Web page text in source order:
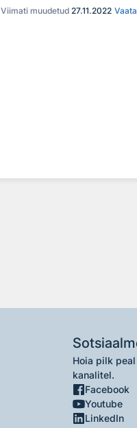
Viimati muudetud 27.11.2022
Hoia pilk
kanalitel.
Facebook
Youtube
LinkedIn